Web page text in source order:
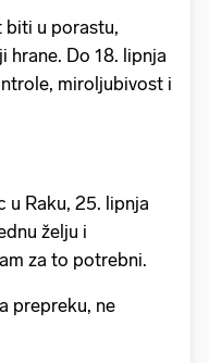
biti u porastu,
hrane. Do 18. lipnja
miroljubivost i
u Raku, 25. lipnja
želju i
za to potrebni.
prepreku, ne